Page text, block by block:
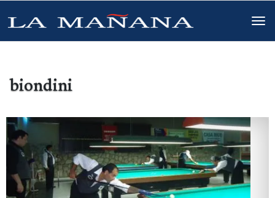
biondini